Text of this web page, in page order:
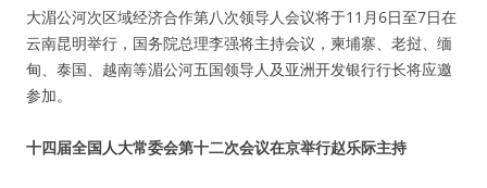
大湄公河次区域经济合作第八次领导人会议将于11月6日至7日在
云南昆明举行，国务院总理李强将主持会议，柬埔寨、老挝、缅
甸、泰国、越南等湄公河五国领导人及亚洲开发银行行长将应邀
参加。
十四届全国人大常委会第十二次会议在京举行赵乐际主持